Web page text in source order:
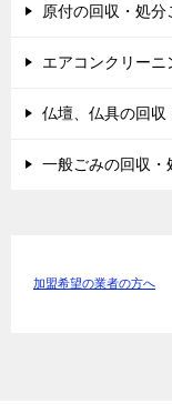
原付の回収・処
エアコンクリー
仏壇、仏具の回
一般ごみの回収
加盟希望の業者の方へ